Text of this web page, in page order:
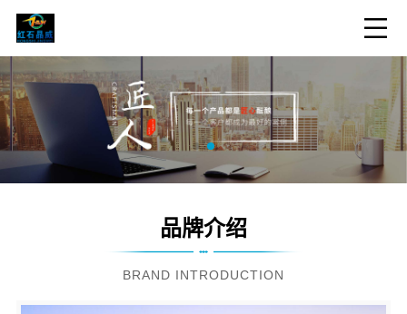
品牌介绍
BRAND INTRODUCTION